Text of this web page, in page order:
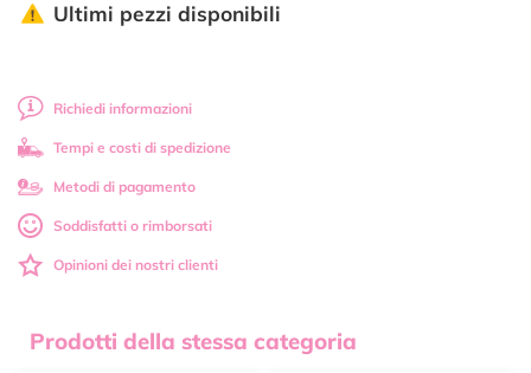
Ultimi pezzi disponibili
Richiedi informazioni
Tempi e costi di spedizione
Metodi di pagamento
Soddisfatti o rimborsati
Opinioni dei nostri clienti
Prodotti della stessa categoria